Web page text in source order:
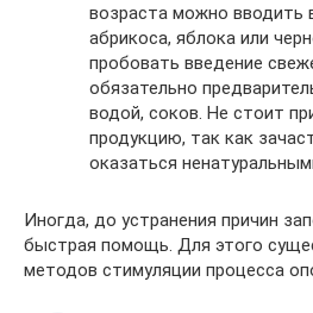
возраста можно вводить
абрикоса, яблока или
пробовать введение
обязательно
водой, соков. Не стоит
продукцию, так как
оказаться
Иногда, до устранения причин
быстрая помощь. Для этого
методов стимуляции процесса